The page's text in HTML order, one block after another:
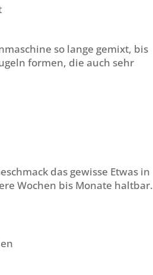
so lange gemixt, bis
formen, die auch sehr
das gewisse Etwas in
Wochen bis Monate haltbar.